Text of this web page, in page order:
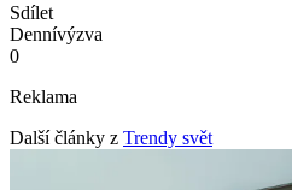
Sdílet
Dennívýzva
0
Reklama
Další články z Trendy svět